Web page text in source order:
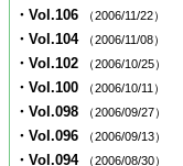
・Vol.106 （2006/11/22）
・Vol.104 （2006/11/08）
・Vol.102 （2006/10/25）
・Vol.100 （2006/10/11）
・Vol.098 （2006/09/27）
・Vol.096 （2006/09/13）
・Vol.094 （2006/08/30）